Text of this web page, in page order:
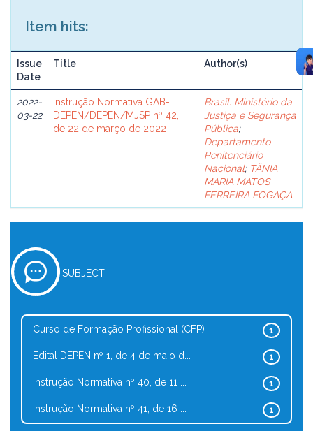
Item hits:
Issue
Date
Title Author(s)
2022-
03-22
Instrução Normativa GAB-
DEPEN/DEPEN/MJSP nº 42,
de 22 de março de 2022
Brasil. Ministério da
Justiça e Segurança
Pública;
Departamento
Penitenciário
Nacional; TÂNIA
MARIA MATOS
FERREIRA FOGAÇA
SUBJECT
1
Curso de Formação Profissional (CFP)
1
Edital DEPEN nº 1, de 4 de maio d...
1
Instrução Normativa nº 40, de 11 ...
1
Instrução Normativa nº 41, de 16 ...